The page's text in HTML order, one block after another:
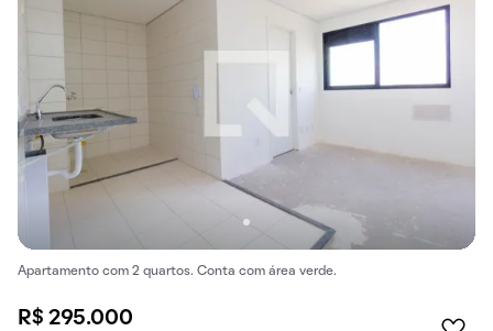
Apartamento com 2 quartos. Conta com área verde.
R$ 295.000